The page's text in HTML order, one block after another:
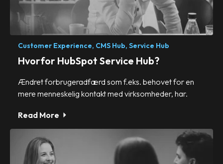
Customer Experience, CMS Hub, Service Hub
Hvorfor HubSpot Service Hub?
Ændret forbrugeradfærd som f.eks. behovet for en
mere menneskelig kontakt med virksomheder, har.
Read More